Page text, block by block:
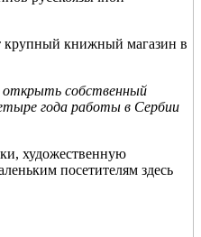
крупный книжный магазин в
открыть собственный
года работы в Сербии
художественную
посетителям здесь